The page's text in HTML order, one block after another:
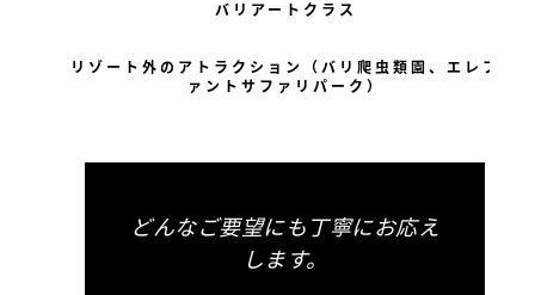
バリアートクラス
リゾート外のアトラクション（バリ爬虫類園、エレフ
ァントサファリパーク）
どんなご要望にも丁寧にお応え
します。